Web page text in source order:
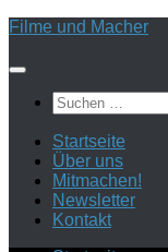
Zum
springen
Filme und Macher
Suchen
nach:
Startseite
Über uns
Mitmachen!
Newsletter
Kontakt